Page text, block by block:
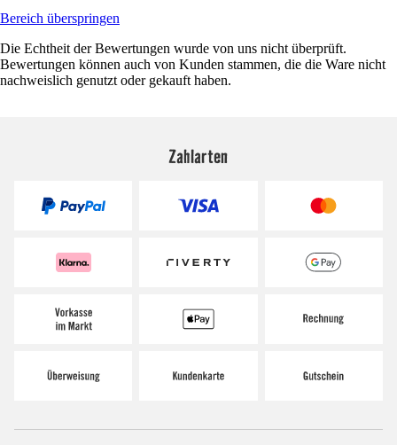
Bereich überspringen
Die Echtheit der Bewertungen wurde von uns nicht überprüft.
Bewertungen können auch von Kunden stammen, die die Ware nicht
nachweislich genutzt oder gekauft haben.
Zahlarten